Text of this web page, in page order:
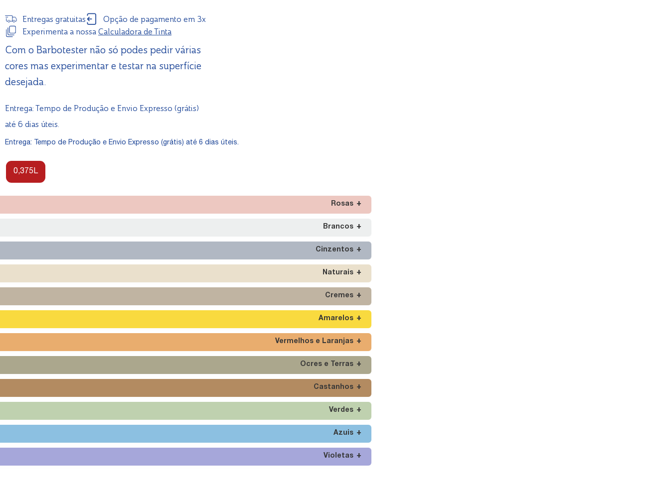
Entregas gratuitas
Opção de pagamento em 3x
Experimenta a nossa Calculadora de Tinta
Com o Barbotester não só podes pedir várias
cores mas experimentar e testar na superfície
desejada.
Entrega: Tempo de Produção e Envio Expresso (grátis)
até 6 dias úteis.
Entrega: Tempo de Produção e Envio Expresso (grátis) até 6 dias úteis.
0,375L
Rosas
Brancos
Cinzentos
Naturais
Cremes
Amarelos
Vermelhos e Laranjas
Ocres e Terras
Castanhos
Verdes
Azuis
Violetas